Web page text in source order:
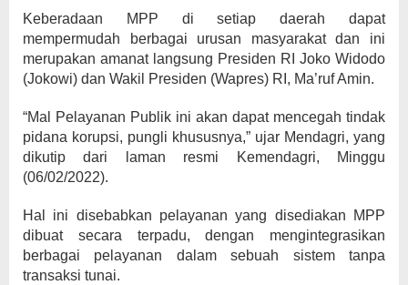
Keberadaan MPP di setiap daerah dapat
mempermudah berbagai urusan masyarakat dan ini
merupakan amanat langsung Presiden RI Joko Widodo
(Jokowi) dan Wakil Presiden (Wapres) RI, Ma’ruf Amin.
“Mal Pelayanan Publik ini akan dapat mencegah tindak
pidana korupsi, pungli khususnya,” ujar Mendagri, yang
dikutip dari laman resmi Kemendagri, Minggu
(06/02/2022).
Hal ini disebabkan pelayanan yang disediakan MPP
dibuat secara terpadu, dengan mengintegrasikan
berbagai pelayanan dalam sebuah sistem tanpa
transaksi tunai.